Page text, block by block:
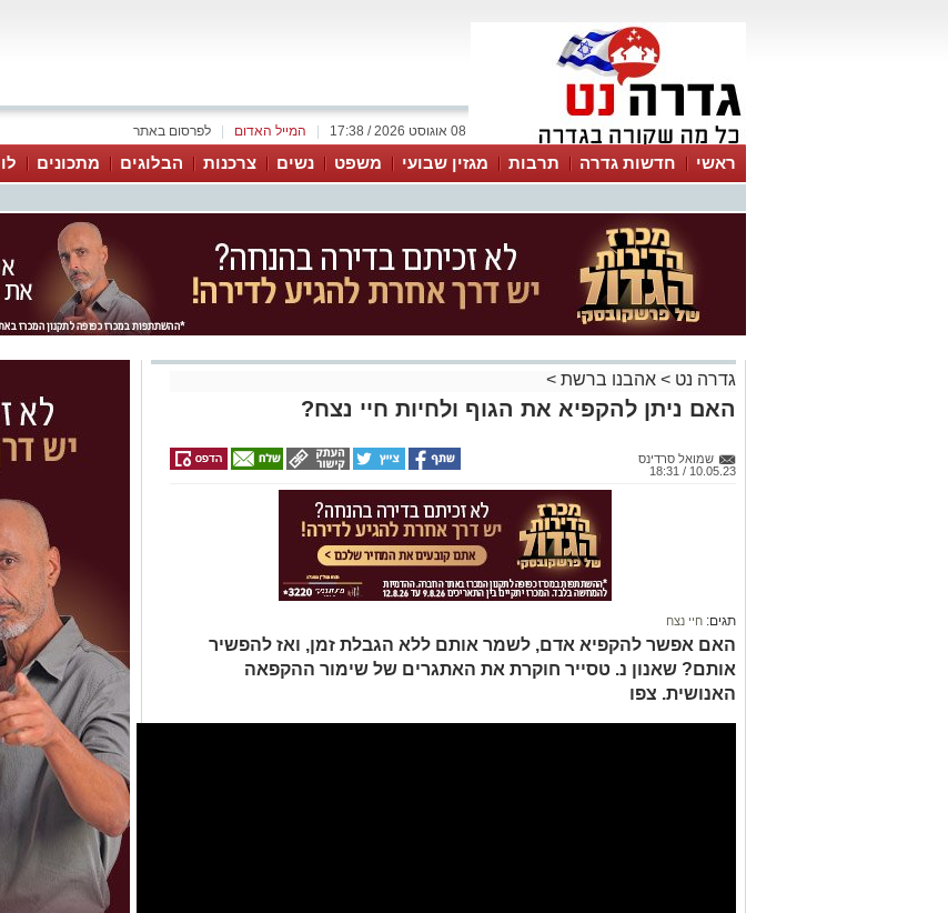
לפרסום באתר המייל האדום 08 אוגוסט 2026 / 17:38
ראשי חדשות גדרה תרבות מגזין שבועי משפט נשים צרכנות הבלוגים מתכונים
גדרה נט > אהבנו ברשת >
האם ניתן להקפיא את הגוף ולחיות חיי נצח?
שמואל סרדינס
10.05.23 / 18:31
תגים: חיי נצח
האם אפשר להקפיא אדם, לשמר אותם ללא הגבלת זמן, ואז להפשיר
אותם? שאנון נ. טסייר חוקרת את האתגרים של שימור ההקפאה
האנושית. צפו